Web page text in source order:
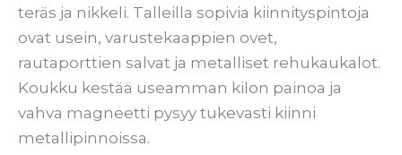
teräs ja nikkeli. Talleilla sopivia kiinnityspintoja
ovat usein, varustekaappien ovet,
rautaporttien salvat ja metalliset rehukaukalot.
Koukku kestää useamman kilon painoa ja
vahva magneetti pysyy tukevasti kiinni
metallipinnoissa.